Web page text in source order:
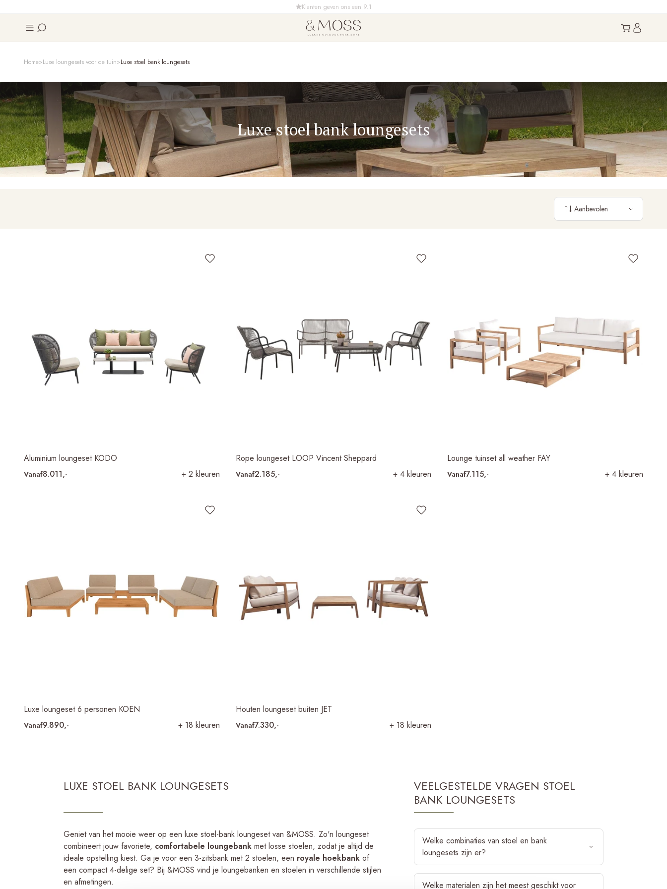
Gratis bezorging & montage in NL
Home Luxe loungesets voor de tuin Luxe stoel bank loungesets
Luxe stoel bank loungesets
Aanbevolen
Aluminium loungeset KODO
Vanaf8.011,- + 2 kleuren
Rope loungeset LOOP Vincent Sheppard
Vanaf2.185,- + 4 kleuren
Lounge tuinset all weather FAY
Vanaf7.115,- + 4 kleuren
Luxe loungeset 6 personen KOEN
Vanaf9.890,- + 18 kleuren
Houten loungeset buiten JET
Vanaf7.330,- + 18 kleuren
LUXE STOEL BANK LOUNGESETS
Geniet van het mooie weer op een luxe stoel-bank loungeset van &MOSS. Zo'n loungeset
combineert jouw favoriete, comfortabele loungebank met losse stoelen, zodat je altijd de
ideale opstelling kiest. Ga je voor een 3-zitsbank met 2 stoelen, een royale hoekbank of
een compact 4-delige set? Bij &MOSS vind je loungebanken en stoelen in verschillende stijlen
en afmetingen.
VEELGESTELDE VRAGEN STOEL
BANK LOUNGESETS
Welke combinaties van stoel en bank
loungesets zijn er?
Een stoel-bank loungeset kun je op veel manieren
Welke materialen zijn het meest geschikt voor